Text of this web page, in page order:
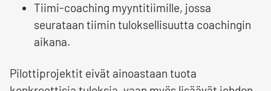
Tiimi-coaching myyntitiimille, jossa
seurataan tiimin tuloksellisuutta coachingin
aikana.
Pilottiprojektit eivät ainoastaan tuota